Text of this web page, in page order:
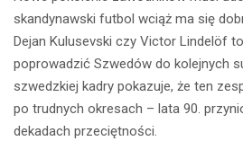
skandynawski futbol wciąż ma się
Dejan Kulusevski czy Victor Lindelöf
poprowadzić Szwedów do kolejnych
szwedzkiej kadry pokazuje, że ten
po trudnych okresach – lata 90.
dekadach przeciętności.